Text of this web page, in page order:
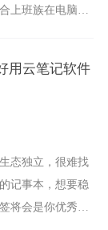
上班族在电脑上
用云笔记软件
态独立，很难找
记事本，想要稳
将会是你优秀的